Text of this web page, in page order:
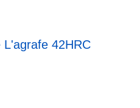
42HRC